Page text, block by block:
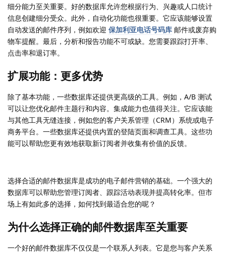
细分能力至关重要。好的数据库允许您根据行为、兴趣或人口统计
信息创建细分受众。此外，自动化功能也很重要。它应该能够设置
自动发送的邮件序列，例如欢迎 保加利亚电话号码库 邮件或废弃购
物车提醒。最后，分析和报告功能不可或缺。您需要跟踪打开率、
点击率和退订率。
扩展功能：更多优势
除了基本功能，一些数据库还提供更高级的工具。例如，A/B 测试
可以让您优化邮件主题行和内容。集成能力也值得关注。它应该能
与其他工具无缝连接，例如您的客户关系管理（CRM）系统或电子
商务平台。一些数据库还提供内置的登陆页面和调查工具。这些功
能可以帮助您更有效地获取新订阅者并收集有价值的反馈。
选择合适的邮件数据库是成功的电子邮件营销的基础。一个强大的
数据库可以帮助您管理订阅者、跟踪活动表现并提高转化率。但市
场上有如此多的选择，如何找到最适合您的呢？
为什么选择正确的邮件数据库至关重要
一个好的邮件数据库不仅仅是一个联系人列表。它是您与客户关系